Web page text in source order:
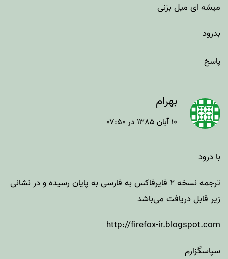
میشه ای میل بزنی
بدرود
پاسخ
بهرام
۱۰ آبان ۱۳۸۵ در ۰۷:۵۰
با درود
ترجمه نسخه ۲ فایرفاکس به فارسی به پایان رسیده و در نشانی
زیر قابل دریافت می‌باشد
http://firefox-ir.blogspot.com
سپاسگزارم